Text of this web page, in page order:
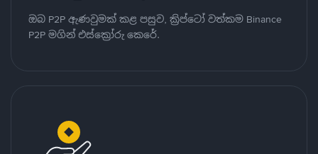
ඔබ P2P ඇණවුමක් කළ පසුව, ක්‍රිප්ටෝ වත්කම Binance
P2P මගින් එස්ක්‍රෝරු කෙරේ.